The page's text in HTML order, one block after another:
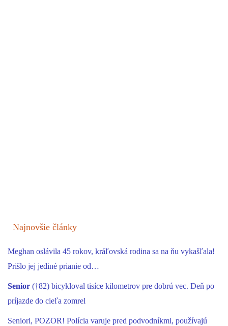
Najnovšie články
Meghan oslávila 45 rokov, kráľovská rodina sa na ňu vykašľala!
Prišlo jej jediné prianie od…
Senior (†82) bicykloval tisíce kilometrov pre dobrú vec. Deň po
príjazde do cieľa zomrel
Seniori, POZOR! Polícia varuje pred podvodníkmi, používajú